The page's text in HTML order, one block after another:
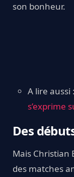
son bonheur.
A lire aussi :
s’exprime
Des
Mais Christian
des matches